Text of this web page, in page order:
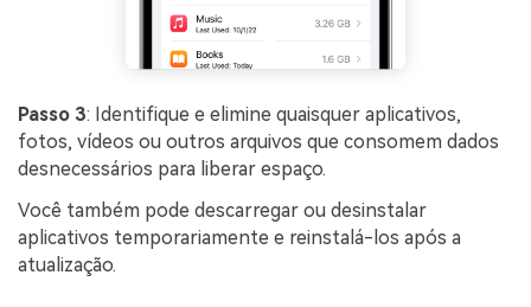
Passo 3: Identifique e elimine quaisquer aplicativos,
fotos, vídeos ou outros arquivos que consomem dados
desnecessários para liberar espaço.
Você também pode descarregar ou desinstalar
aplicativos temporariamente e reinstalá-los após a
atualização.